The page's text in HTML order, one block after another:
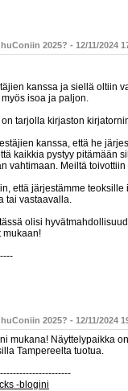
2025? - 12/11/2024
kanssa ja siellä oltiin
isoa ja paljon.
tarjolla kirjaston
kanssa, että he
kaikkia pystyy pitämään
vahtimaan. Meiltä
että järjestämme
tai vastaavalla.
olisi
mukaan!
2025? - 12/11/2024
mukana! Näyttelypaikka
Tampereelta tuotua.
-blogini